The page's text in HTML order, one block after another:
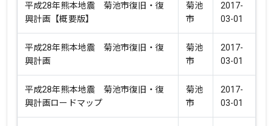
平成28年熊本地震 菊池市復旧・復
興計画【概要版】
菊池
市
2017-
03-01
平成28年熊本地震 菊池市復旧・復
興計画
菊池
市
2017-
03-01
平成28年熊本地震 菊池市復旧・復
興計画ロードマップ
菊池
市
2017-
03-01